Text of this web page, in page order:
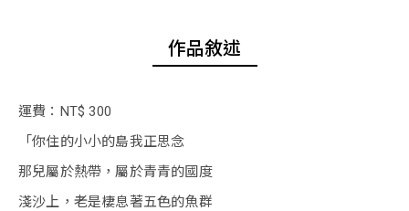
作品敘述
運費：NT$ 300
「你住的小小的島我正思念
那兒屬於熱帶，屬於青青的國度
淺沙上，老是棲息著五色的魚群